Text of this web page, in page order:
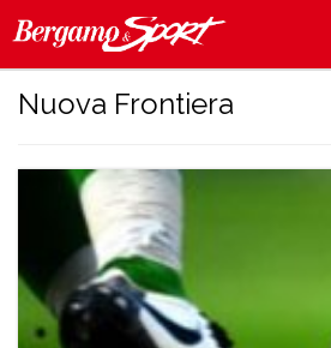
Nuova Frontiera